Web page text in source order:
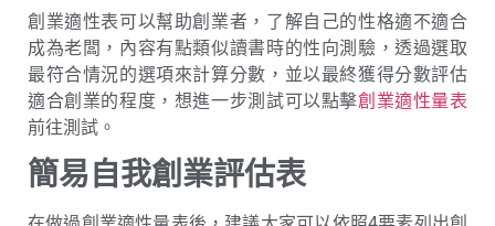
創業適性表可以幫助創業者，了解自己的性格適不適合
成為老闆，內容有點類似讀書時的性向測驗，透過選取
最符合情況的選項來計算分數，並以最終獲得分數評估
適合創業的程度，想進一步測試可以點擊創業適性量表
前往測試。
簡易自我創業評估表